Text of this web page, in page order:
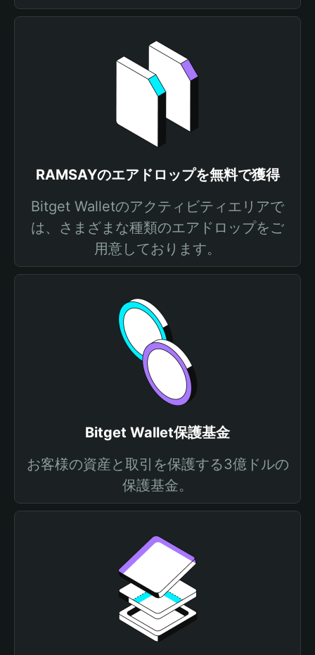
RAMSAYのエアドロップを無料で獲得
Bitget Walletのアクティビティエリアで
は、さまざまな種類のエアドロップをご
用意しております。
Bitget Wallet保護基金
お客様の資産と取引を保護する3億ドルの
保護基金。